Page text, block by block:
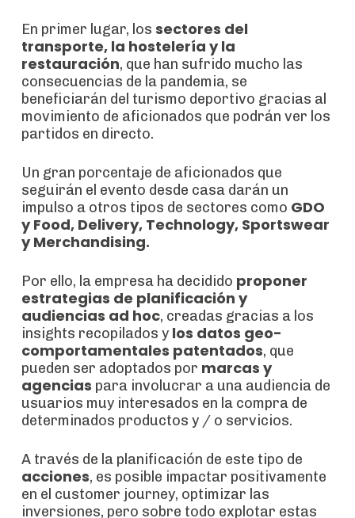
En primer lugar, los sectores del
transporte, la hostelería y la
restauración, que han sufrido mucho las
consecuencias de la pandemia, se
beneficiarán del turismo deportivo gracias al
movimiento de aficionados que podrán ver los
partidos en directo.
Un gran porcentaje de aficionados que
seguirán el evento desde casa darán un
impulso a otros tipos de sectores como GDO
y Food, Delivery, Technology, Sportswear
y Merchandising.
Por ello, la empresa ha decidido proponer
estrategias de planificación y
audiencias ad hoc, creadas gracias a los
insights recopilados y los datos geo-
comportamentales patentados, que
pueden ser adoptados por marcas y
agencias para involucrar a una audiencia de
usuarios muy interesados ​​en la compra de
determinados productos y / o servicios.
A través de la planificación de este tipo de
acciones, es posible impactar positivamente
en el customer journey, optimizar las
inversiones, pero sobre todo explotar estas